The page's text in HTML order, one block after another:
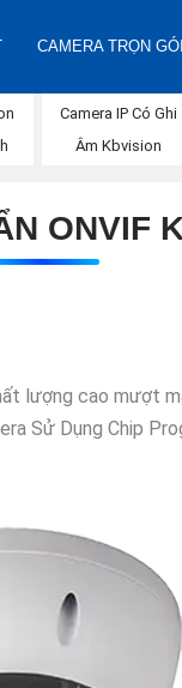
CAMERA TRỌN
Camera IP Có Ghi
Âm Kbvision
ONVIF
lượng cao mượt
Sử Dụng Chip